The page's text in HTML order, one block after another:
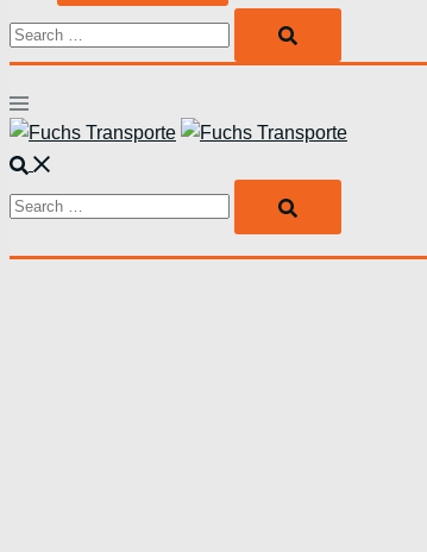
Search…
Menü
umschalten
Suche
Search…